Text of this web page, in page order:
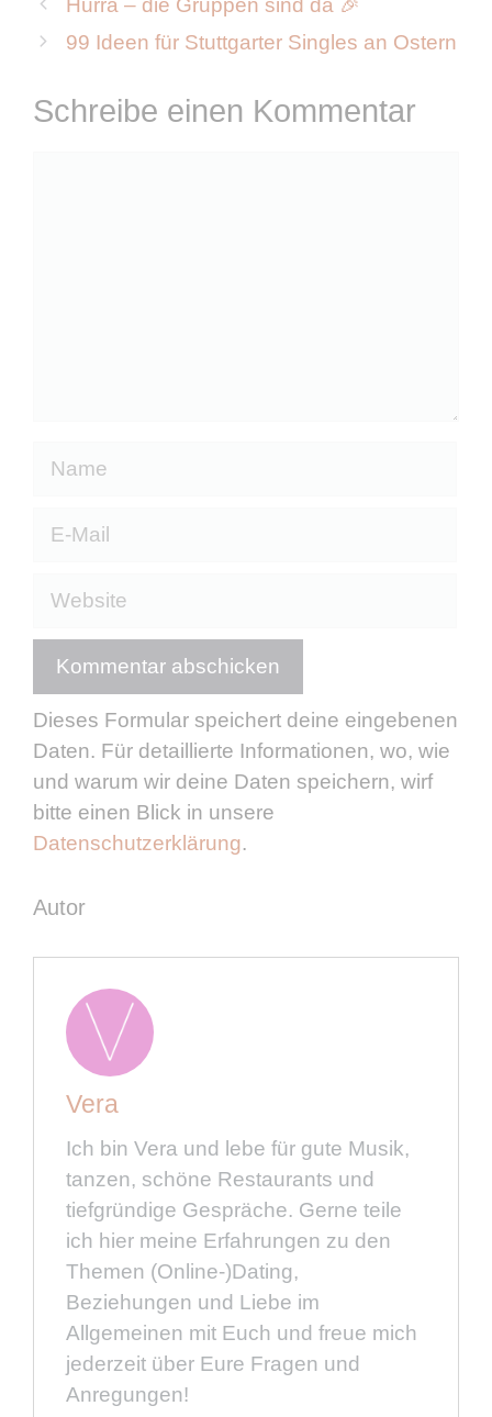
99 Ideen für Stuttgarter Singles an Ostern
Schreibe einen Kommentar
Website
Dieses Formular speichert deine eingebenen
Daten. Für detaillierte Informationen, wo, wie
und warum wir deine Daten speichern, wirf
bitte einen Blick in unsere
Datenschutzerklärung.
Autor
Vera
Ich bin Vera und lebe für gute Musik,
tanzen, schöne Restaurants und
tiefgründige Gespräche. Gerne teile
ich hier meine Erfahrungen zu den
Themen (Online-)Dating,
Beziehungen und Liebe im
Allgemeinen mit Euch und freue mich
jederzeit über Eure Fragen und
Anregungen!